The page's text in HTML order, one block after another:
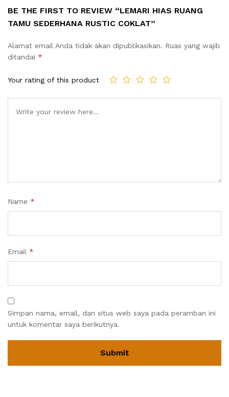
BE THE FIRST TO REVIEW “LEMARI HIAS RUANG
TAMU SEDERHANA RUSTIC COKLAT”
Alamat email Anda tidak akan dipublikasikan. Ruas yang wajib
ditandai *
Your rating of this product
Name *
Email *
Simpan nama, email, dan situs web saya pada peramban ini
untuk komentar saya berikutnya.